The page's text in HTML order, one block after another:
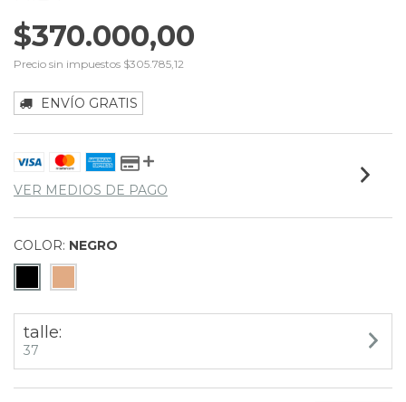
$370.000,00
Precio sin impuestos $305.785,12
ENVÍO GRATIS
VER MEDIOS DE PAGO
COLOR: NEGRO
talle:
37